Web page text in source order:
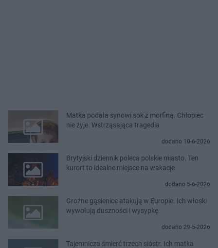
Matka podała synowi sok z morfiną. Chłopiec
nie żyje. Wstrząsająca tragedia
dodano 10-6-2026
Brytyjski dziennik poleca polskie miasto. Ten
kurort to idealne miejsce na wakacje
dodano 5-6-2026
Groźne gąsienice atakują w Europie. Ich włoski
wywołują duszności i wysypkę
dodano 29-5-2026
Tajemnicza śmierć trzech sióstr. Ich matka